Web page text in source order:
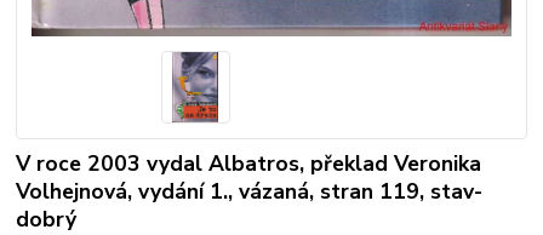
V roce 2003 vydal Albatros, překlad Veronika
Volhejnová, vydání 1., vázaná, stran 119, stav-
dobrý